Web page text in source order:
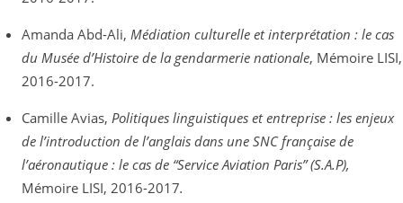
Amanda Abd-Ali, Médiation culturelle et interprétation : le cas
du Musée d’Histoire de la gendarmerie nationale, Mémoire LISI,
2016-2017.
Camille Avias, Politiques linguistiques et entreprise : les enjeux
de l’introduction de l’anglais dans une SNC française de
l’aéronautique : le cas de “Service Aviation Paris” (S.A.P),
Mémoire LISI, 2016-2017.